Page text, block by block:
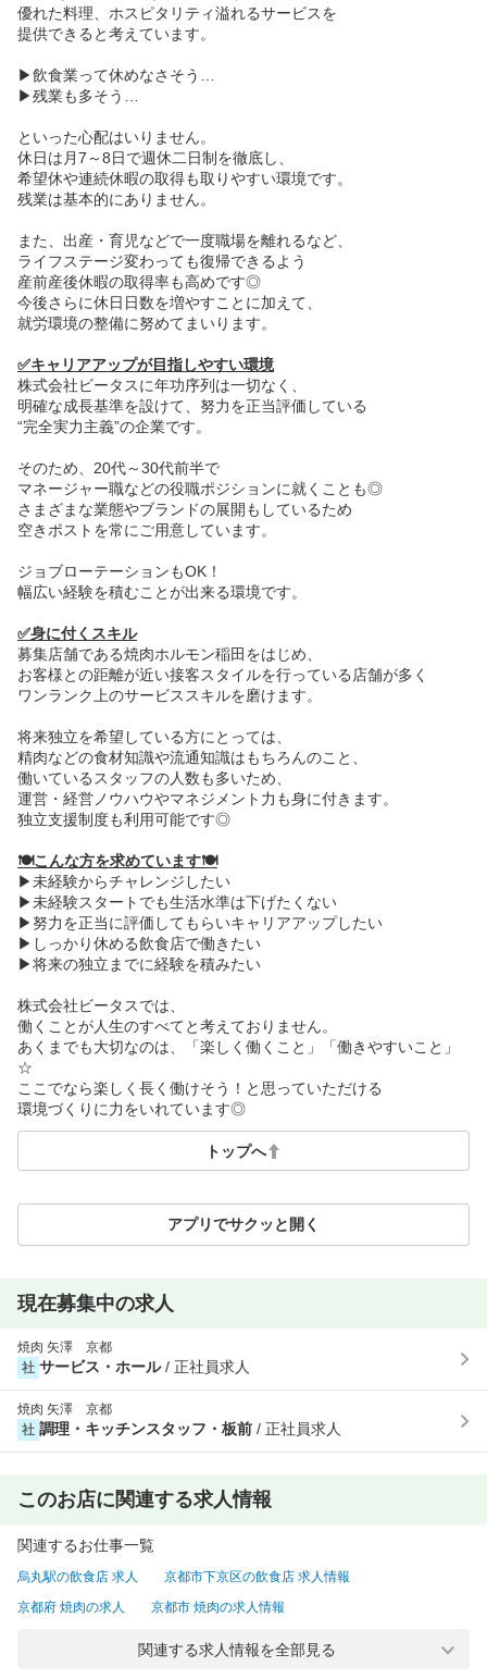
優れた料理、ホスピタリティ溢れるサービスを
提供できると考えています。
▶飲食業って休めなさそう…
▶残業も多そう…
といった心配はいりません。
休日は月7～8日で週休二日制を徹底し、
希望休や連続休暇の取得も取りやすい環境です。
残業は基本的にありません。
また、出産・育児などで一度職場を離れるなど、
ライフステージ変わっても復帰できるよう
産前産後休暇の取得率も高めです◎
今後さらに休日日数を増やすことに加えて、
就労環境の整備に努めてまいります。
✅キャリアアップが目指しやすい環境
株式会社ビータスに年功序列は一切なく、
明確な成長基準を設けて、努力を正当評価している
“完全実力主義”の企業です。
そのため、20代～30代前半で
マネージャー職などの役職ポジションに就くことも◎
さまざまな業態やブランドの展開もしているため
空きポストを常にご用意しています。
ジョブローテーションもOK！
幅広い経験を積むことが出来る環境です。
✅身に付くスキル
募集店舗である焼肉ホルモン稲田をはじめ、
お客様との距離が近い接客スタイルを行っている店舗が多く
ワンランク上のサービススキルを磨けます。
将来独立を希望している方にとっては、
精肉などの食材知識や流通知識はもちろんのこと、
働いているスタッフの人数も多いため、
運営・経営ノウハウやマネジメント力も身に付きます。
独立支援制度も利用可能です◎
🍽️こんな方を求めています🍽️
▶未経験からチャレンジしたい
▶未経験スタートでも生活水準は下げたくない
▶努力を正当に評価してもらいキャリアアップしたい
▶しっかり休める飲食店で働きたい
▶将来の独立までに経験を積みたい
株式会社ビータスでは、
働くことが人生のすべてと考えておりません。
あくまでも大切なのは、「楽しく働くこと」「働きやすいこと」
☆
ここでなら楽しく長く働けそう！と思っていただける
環境づくりに力をいれています◎
トップへ
アプリでサクッと開く
現在募集中の求人
焼肉 矢澤 京都
社 サービス・ホール/ 正社員求人
焼肉 矢澤 京都
社 調理・キッチンスタッフ・板前 / 正社員求人
このお店に関連する求人情報
関連するお仕事一覧
烏丸駅の飲食店 求人
京都市下京区の飲食店 求人情報
京都府 焼肉の求人
京都市 焼肉の求人情報
関連する求人情報を全部見る